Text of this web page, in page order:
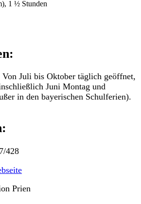
1 ½ Stunden
Juli bis Oktober täglich geöffnet,
Juni Montag und
in den bayerischen Schulferien).
428
Prien